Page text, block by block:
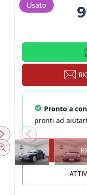
Usato
Pronto a
pronti ad